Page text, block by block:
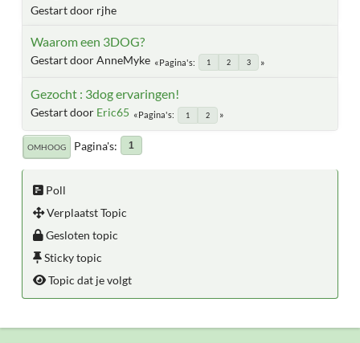
Gestart door rjhe
Waarom een 3DOG?
Gestart door AnneMyke Pagina's 1 2 3
Gezocht : 3dog ervaringen!
Gestart door Eric65 Pagina's 1 2
OMHOOG Pagina's 1
Poll
Verplaatst Topic
Gesloten topic
Sticky topic
Topic dat je volgt